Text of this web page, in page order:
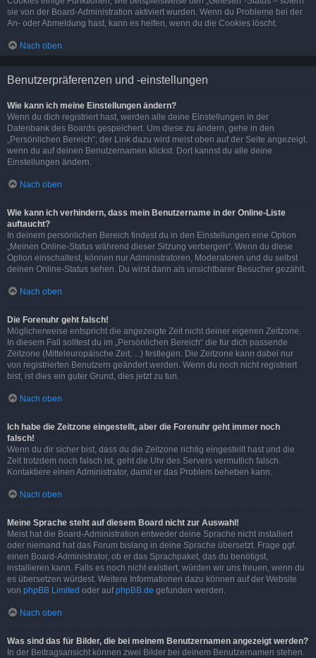
sie von der Board-Administration aktiviert wurden. Wenn du Probleme bei der
An- oder Abmeldung hast, kann es helfen, wenn du die Cookies löscht.
Nach oben
Benutzerpräferenzen und -einstellungen
Wie kann ich meine Einstellungen ändern?
Wenn du dich registriert hast, werden alle deine Einstellungen in der
Datenbank des Boards gespeichert. Um diese zu ändern, gehe in den
„Persönlichen Bereich“; der Link dazu wird meist oben auf der Seite angezeigt,
wenn du auf deinen Benutzernamen klickst. Dort kannst du alle deine
Einstellungen ändern.
Nach oben
Wie kann ich verhindern, dass mein Benutzername in der Online-Liste
auftaucht?
In deinem persönlichen Bereich findest du in den Einstellungen eine Option
„Meinen Online-Status während dieser Sitzung verbergen“. Wenn du diese
Option einschaltest, können nur Administratoren, Moderatoren und du selbst
deinen Online-Status sehen. Du wirst dann als unsichtbarer Besucher gezählt.
Nach oben
Die Forenuhr geht falsch!
Möglicherweise entspricht die angezeigte Zeit nicht deiner eigenen Zeitzone.
In diesem Fall solltest du im „Persönlichen Bereich“ die für dich passende
Zeitzone (Mitteleuropäische Zeit, ...) festlegen. Die Zeitzone kann dabei nur
von registrierten Benutzern geändert werden. Wenn du noch nicht registriert
bist, ist dies ein guter Grund, dies jetzt zu tun.
Nach oben
Ich habe die Zeitzone eingestellt, aber die Forenuhr geht immer noch
falsch!
Wenn du dir sicher bist, dass du die Zeitzone richtig eingestellt hast und die
Zeit trotzdem noch falsch ist, geht die Uhr des Servers vermutlich falsch.
Kontaktiere einen Administrator, damit er das Problem beheben kann.
Nach oben
Meine Sprache steht auf diesem Board nicht zur Auswahl!
Meist hat die Board-Administration entweder deine Sprache nicht installiert
oder niemand hat das Forum bislang in deine Sprache übersetzt. Frage ggf.
einen Board-Administrator, ob er das Sprachpaket, das du benötigst,
installieren kann. Falls es noch nicht existiert, würden wir uns freuen, wenn du
es übersetzen würdest. Weitere Informationen dazu können auf der Website
von phpBB Limited oder aufphpBB.de gefunden werden.
Nach oben
Was sind das für Bilder, die bei meinem Benutzernamen angezeigt werden?
In der Beitragsansicht können zwei Bilder bei deinem Benutzernamen stehen.